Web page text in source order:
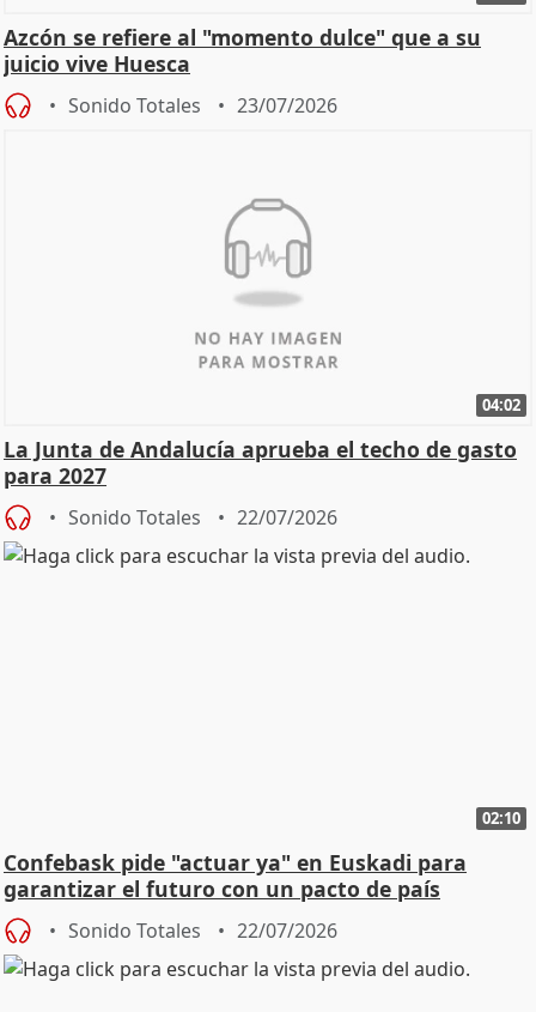
Azcón se refiere al "momento dulce" que a su
juicio vive Huesca
Sonido Totales 23/07/2026
04:02
La Junta de Andalucía aprueba el techo de gasto
para 2027
Sonido Totales 22/07/2026
02:10
Confebask pide "actuar ya" en Euskadi para
garantizar el futuro con un pacto de país
Sonido Totales 22/07/2026